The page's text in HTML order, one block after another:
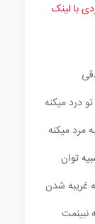
با لینک
درد میکنه
مرد میکنه
توان
غریبه شدن
نبینمت